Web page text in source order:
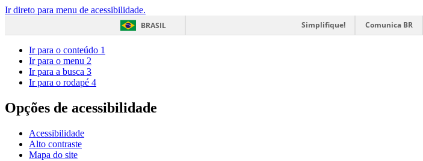
Ir direto para menu de acessibilidade.
BRASIL
Simplifique! Comunica BR
Ir para o conteúdo 1
Ir para o menu 2
Ir para a busca 3
Ir para o rodapé 4
Opções de acessibilidade
Acessibilidade
Alto contraste
Mapa do site